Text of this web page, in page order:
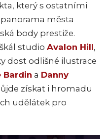
který s ostatními
města
body prestiže.
studio Avalon Hill,
dost odlišné ilustrace
Bardin a Danny
získat i hromadu
udělátek pro